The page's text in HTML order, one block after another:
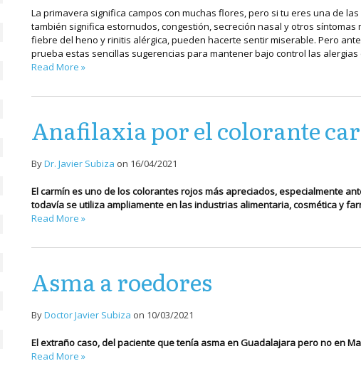
La primavera significa campos con muchas flores, pero si tu eres una de
también significa estornudos, congestión, secreción nasal y otros
fiebre del heno y rinitis alérgica, pueden hacerte sentir miserable. Pero
prueba estas sencillas sugerencias para mantener bajo control las alergias
Read More »
Anafilaxia por el colorante
ByDr. Javier Subiza on 16/04/2021
El carmín es uno de los colorantes rojos más apreciados, especialmente
todavía se utiliza ampliamente en las industrias alimentaria, cosmética y
Read More »
Asma a roedores
ByDoctor Javier Subiza on 10/03/2021
El extraño caso, del paciente que tenía asma en Guadalajara pero no en
Read More »